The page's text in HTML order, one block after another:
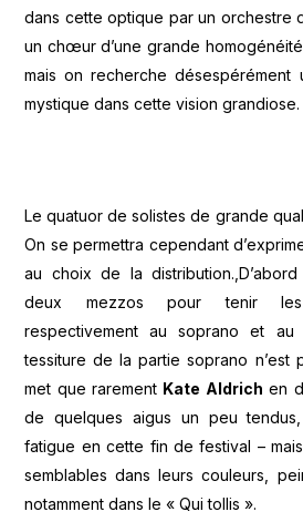
dans cette optique par un orchestre
un chœur d’une grande
mais on recherche désespérément
mystique dans cette vision grandiose.
Le quatuor de solistes de grande
On se permettra cependant
au choix de la
deux mezzos pour tenir les
respectivement au soprano et
tessiture de la partie soprano n’est
met que rarement Kate Aldrich en
de quelques aigus un peu
fatigue en cette fin de festival –
semblables dans leurs couleurs,
notamment dans le « Qui tollis ».